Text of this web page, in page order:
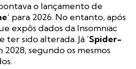
o lançamento de
‘ para 2026. No entanto, após
expôs dados da Insomniac
ter sido alterada. Já ‘Spider-
2028, segundo os mesmos